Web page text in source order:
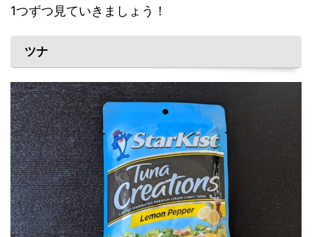
1つずつ見ていきましょう！
ツナ